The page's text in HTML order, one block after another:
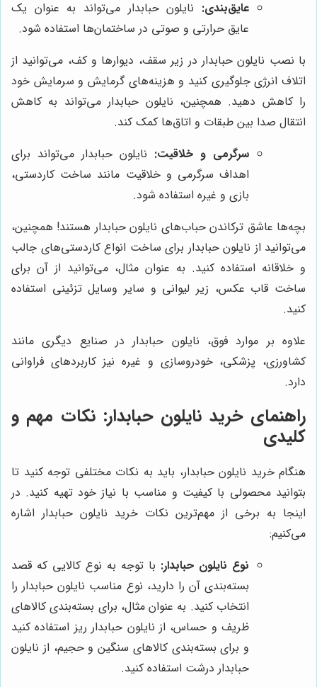
عایق‌بندی: نایلون حبابدار می‌تواند به عنوان یک
عایق حرارتی و صوتی در ساختمان‌ها استفاده شود.
با نصب نایلون حبابدار در زیر سقف، دیوارها و کف، می‌توانید از
اتلاف انرژی جلوگیری کنید و هزینه‌های گرمایش و سرمایش خود
را کاهش دهید. همچنین، نایلون حبابدار می‌تواند به کاهش
انتقال صدا بین طبقات و اتاق‌ها کمک کند.
سرگرمی و خلاقیت: نایلون حبابدار می‌تواند برای
اهداف سرگرمی و خلاقیت مانند ساخت کاردستی،
بازی و غیره استفاده شود.
بچه‌ها عاشق ترکاندن حباب‌های نایلون حبابدار هستند! همچنین،
می‌توانید از نایلون حبابدار برای ساخت انواع کاردستی‌های جالب
و خلاقانه استفاده کنید. به عنوان مثال، می‌توانید از آن برای
ساخت قاب عکس، زیر لیوانی و سایر وسایل تزئینی استفاده
کنید.
علاوه بر موارد فوق، نایلون حبابدار در صنایع دیگری مانند
کشاورزی، پزشکی، خودروسازی و غیره نیز کاربردهای فراوانی
دارد.
راهنمای خرید نایلون حبابدار: نکات مهم و
کلیدی
هنگام خرید نایلون حبابدار، باید به نکات مختلفی توجه کنید تا
بتوانید محصولی با کیفیت و مناسب با نیاز خود تهیه کنید. در
اینجا به برخی از مهم‌ترین نکات خرید نایلون حبابدار اشاره
می‌کنیم:
نوع نایلون حبابدار: با توجه به نوع کالایی که قصد
بسته‌بندی آن را دارید، نوع مناسب نایلون حبابدار را
انتخاب کنید. به عنوان مثال، برای بسته‌بندی کالاهای
ظریف و حساس، از نایلون حبابدار ریز استفاده کنید
و برای بسته‌بندی کالاهای سنگین و حجیم، از نایلون
حبابدار درشت استفاده کنید.